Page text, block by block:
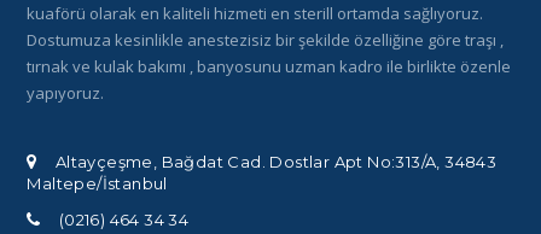
kuaförü olarak en kaliteli hizmeti en sterill ortamda sağlıyoruz.
Dostumuza kesinlikle anestezisiz bir şekilde özelliğine göre traşı ,
tırnak ve kulak bakımı , banyosunu uzman kadro ile birlikte özenle
yapıyoruz.
Altayçeşme, Bağdat Cad. Dostlar Apt No:313/A, 34843
Maltepe/İstanbul
(0216) 464 34 34